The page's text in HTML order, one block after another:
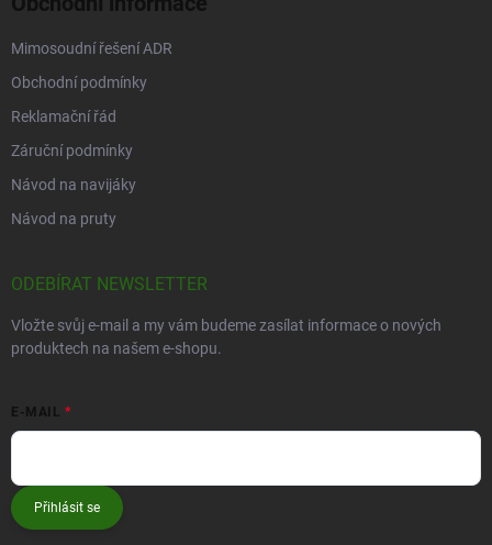
Mimosoudní řešení ADR
Obchodní podmínky
Reklamační řád
Záruční podmínky
Návod na navijáky
Návod na pruty
ODEBÍRAT NEWSLETTER
Vložte svůj e-mail a my vám budeme zasílat informace o nových
produktech na našem e-shopu.
E-MAIL
Přihlásit se